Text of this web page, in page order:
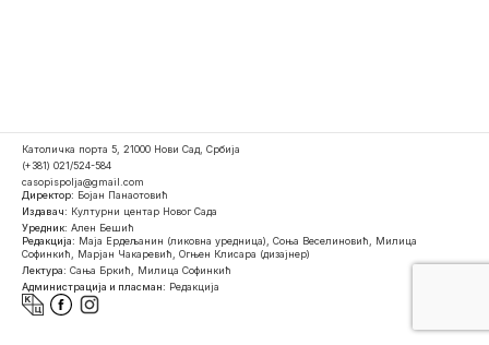
Католичка порта 5, 21000 Нови Сад, Србија
(+381) 021/524-584
casopispolja@gmail.com
Директор: Бојан Панаотовић
Издавач: Културни центар Новог Сада
Уредник: Ален Бешић
Редакција: Маја Ердељанин (ликовна уредница), Соња Веселиновић, Милица
Софинкић, Марјан Чакаревић, Огњен Клисара (дизајнер)
Лектура: Сања Бркић, Милица Софинкић
Администрација и пласман: Редакција